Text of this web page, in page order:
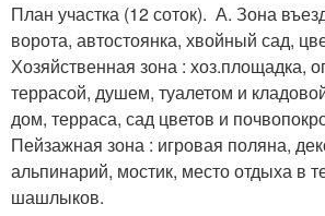
План участка (12 соток). А. Зона
ворота, автостоянка, хвойный сад,
Хозяйственная зона : хоз.площадка,
террасой, душем, туалетом и
дом, терраса, сад цветов и
Пейзажная зона : игровая поляна,
альпинарий, мостик, место отдыха в
шашлыков.